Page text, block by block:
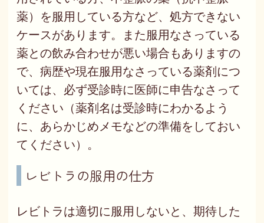
薬）を服用している方など、処方できない
ケースがあります。また服用なさっている
薬との飲み合わせが悪い場合もありますの
で、病歴や現在服用なさっている薬剤につ
いては、必ず受診時に医師に申告なさって
ください（薬剤名は受診時にわかるよう
に、あらかじめメモなどの準備をしておい
てください）。
レビトラの服用の仕方
レビトラは適切に服用しないと、期待した